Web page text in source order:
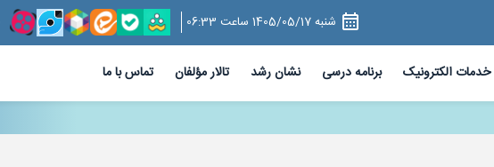
و برنامه‌ریزی آموزشی،اخبار سازمان
شنبه 1405/05/17 ساعت 06:33
خدمات الکترونیک برنامه درسی نشان رشد تالار مؤلفان تماس با ما